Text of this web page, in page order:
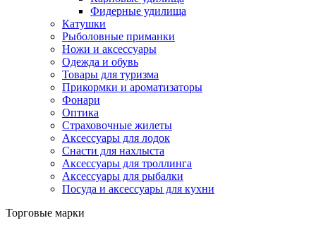
Фидерные удилища
Катушки
Рыболовные приманки
Ножи и аксессуары
Одежда и обувь
Товары для туризма
Прикормки и ароматизаторы
Фонари
Оптика
Страховочные жилеты
Аксессуары для лодок
Снасти для нахлыста
Аксессуары для троллинга
Аксессуары для рыбалки
Посуда и аксессуары для кухни
Торговые марки